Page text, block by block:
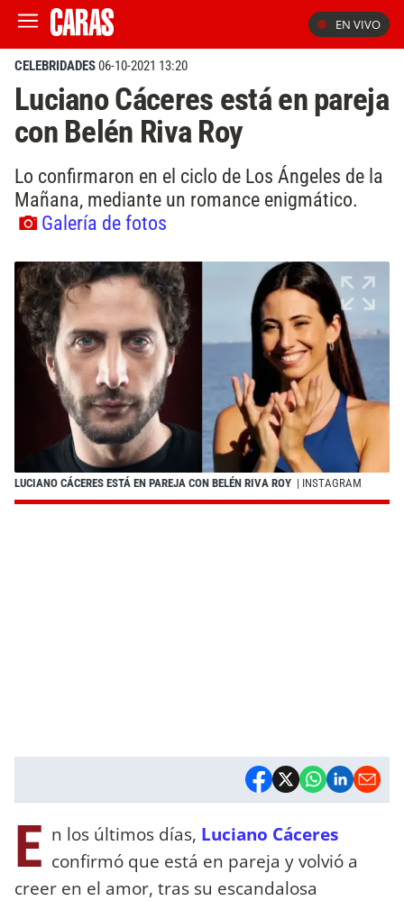
EN VIVO
CELEBRIDADES06-10-2021 13:20
Luciano Cáceres está en pareja
con Belén Riva Roy
Lo confirmaron en el ciclo de Los Ángeles de la
Mañana, mediante un romance enigmático.
Galería de fotos
LUCIANO CÁCERES ESTÁ EN PAREJA CON BELÉN RIVA ROY | INSTAGRAM
E n los últimos días, Luciano Cáceres
confirmó que está en pareja y volvió a
creer en el amor, tras su escandalosa